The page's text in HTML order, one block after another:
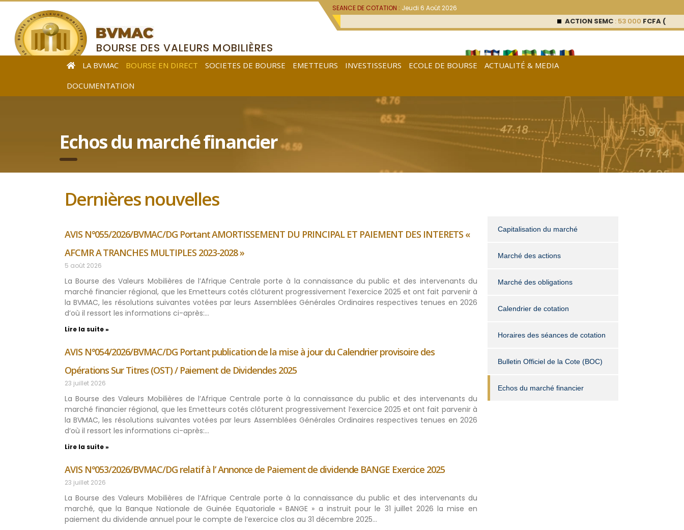
SEANCE DE COTATION : Jeudi 6 Août 2026
ACTION SEMC: 53 000FCFA (0 %) ACTION
BOURSE DES VALEURS MOBILIÈRES
DE L’AFRIQUE CENTRALE
LA BVMAC BOURSE EN DIRECT SOCIETES DE BOURSE EMETTEURS INVESTISSEURS ECOLE DE BOURSE
ACTUALITÉ & MEDIA
DOCUMENTATION
Echos du marché financier
Dernières nouvelles
AVIS N°055/2026/BVMAC/DG Portant AMORTISSEMENT DU PRINCIPAL ET PAIEMENT DES INTERETS «
AFCMR A TRANCHES MULTIPLES 2023-2028 »
5 août 2026
La Bourse des Valeurs Mobilières de l’Afrique Centrale porte à la connaissance du public et des intervenants du
marché financier régional, que les Emetteurs cotés clôturent progressivement l’exercice 2025 et ont fait parvenir à
la BVMAC, les résolutions suivantes votées par leurs Assemblées Générales Ordinaires respectives tenues en 2026
d’où il ressort les informations ci-après:…
Lire la suite »
AVIS N°054/2026/BVMAC/DG Portant publication de la mise à jour du Calendrier provisoire des
Opérations Sur Titres (OST) / Paiement de Dividendes 2025
23 juillet 2026
La Bourse des Valeurs Mobilières de l’Afrique Centrale porte à la connaissance du public et des intervenants du
marché financier régional, que les Emetteurs cotés clôturent progressivement l’exercice 2025 et ont fait parvenir à
la BVMAC, les résolutions suivantes votées par leurs Assemblées Générales Ordinaires respectives tenues en 2026
d’où il ressort les informations ci-après:…
Lire la suite »
AVIS N°053/2026/BVMAC/DG relatif à l’ Annonce de Paiement de dividende BANGE Exercice 2025
23 juillet 2026
La Bourse des Valeurs Mobilières de l’Afrique Centrale porte à la connaissance du public et des intervenants du
marché, que la Banque Nationale de Guinée Equatoriale « BANGE » a instruit pour le 31 juillet 2026 la mise en
paiement du dividende annuel pour le compte de l’exercice clos au 31 décembre 2025…
Capitalisation du marché
Marché des actions
Marché des obligations
Calendrier de cotation
Horaires des séances de cotation
Bulletin Officiel de la Cote (BOC)
Echos du marché financier